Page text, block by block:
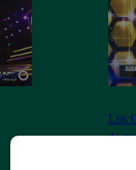
Los
de